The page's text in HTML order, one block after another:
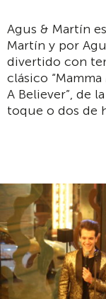
Agus & Martín
Martín y por
divertido con
clásico “Mamma
A Believer”, de
toque o dos de